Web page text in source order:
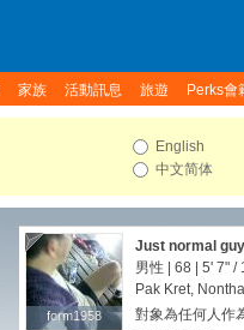
家族 活動訊息 旅遊 Perks會
English
中文简体
form1958
form1958
Just normal
男性 | 68 | 5' 7" /
Pak Kret,
對象為任何人作